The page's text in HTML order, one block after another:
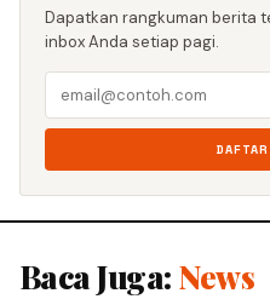
Dapatkan rangkuman berita
inbox Anda setiap pagi.
Baca Juga: News